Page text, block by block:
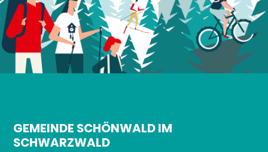
GEMEINDE SCHÖNWALD IM
SCHWARZWALD